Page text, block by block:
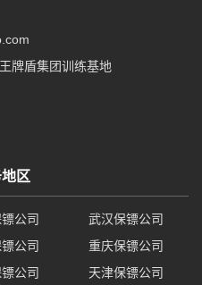
牌盾集团训练基地
区
镖公司
武汉保镖公司
公司
重庆保镖公司
公司 天津保镖公司